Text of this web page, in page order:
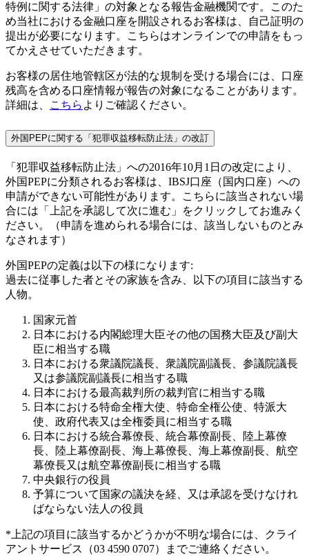
特例に関する法律」の対象となる報告金融機関です。このた
め当社における金融口座を開設されるお客様は、自己証明の
提出が必要になります。こちらはオンラインでの申請をもっ
てかえさせていただきます。
お客様の居住地管轄区が法的な規制を受ける場合には、口座
残高を含める口座情報が報告の対象になることがあります。
詳細は、
こちら よりご確認ください。
外国PEPに関する「犯罪収益移転防止法」の改訂
「犯罪収益移転防止法」への2016年10月1日の改定により、
外国PEPに分類されるお客様は、IBSJ口座（国内口座）への
申請ができない可能性があります。こちらに該当されない場
合には「上記を承認して次に進む」をクリックしてお進みく
ださい。（申請を進められる場合には、該当しないものとみ
なされます）
外国PEPの定義は以下の様になります:
過去に従事した者とその家族を含み、以下の項目に該当する
人物。
国家元首
日本における内閣総理大臣その他の国務大臣及び副大
臣に相当する職
日本における衆議院議長、衆議院副議長、参議院議長
又は参議院副議長に相当する職
日本における最高裁判所の裁判官に相当する職
日本における特命全権大使、特命全権公使、特派大
使、政府代表又は全権委員に相当する職
日本における統合幕僚長、統合幕僚副長、陸上幕僚
長、陸上幕僚副長、海上幕僚長、海上幕僚副長、航空
幕僚長又は航空幕僚副長に相当する職
中央銀行の役員
予算について国家の議決を経、又は承認を受けなけれ
ばならない法人の役員
*上記の項目に該当するかどうかが不明な場合には、クライ
アントサービス（03 4590 0707）までご連絡ください。